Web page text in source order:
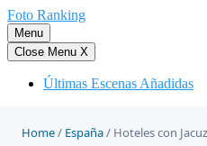
Saltar
al
contenido
Foto Ranking
Menu
Close Menu X
Últimas Escenas Añadidas
Home/ España/ Hoteles con